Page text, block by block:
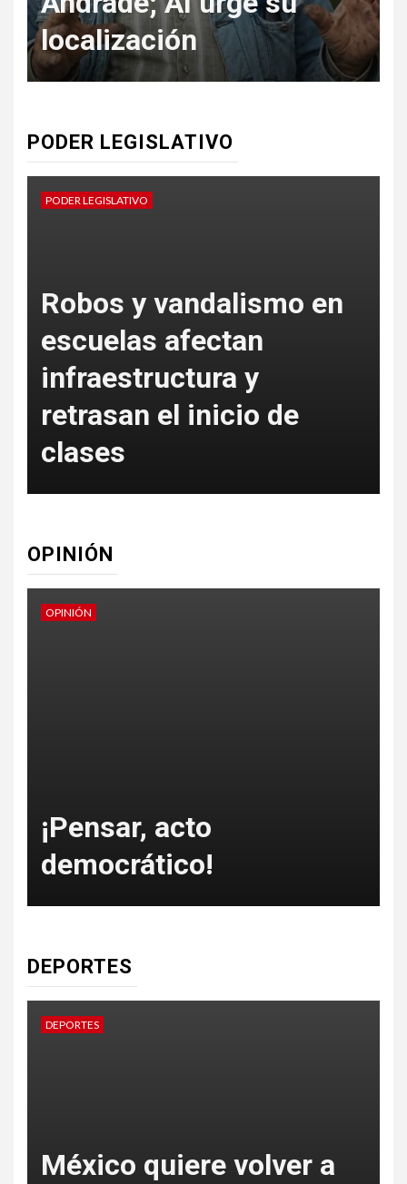
localización
PODER LEGISLATIVO
PODER LEGISLATIVO
Robos y vandalismo en
escuelas afectan
infraestructura y
retrasan el inicio de
clases
OPINIÓN
OPINIÓN
¡Pensar, acto
democrático!
DEPORTES
DEPORTES
México quiere volver a